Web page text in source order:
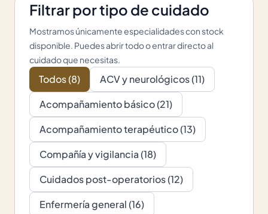
Filtrar por tipo de cuidado
Mostramos únicamente especialidades con stock
disponible. Puedes abrir todo o entrar directo al
cuidado que necesitas.
Todos (8) ACV y neurológicos(11)
Acompañamiento básico(21)
Acompañamiento terapéutico(13)
Compañía y vigilancia (18)
Cuidados post-operatorios(12)
Enfermería general (16)